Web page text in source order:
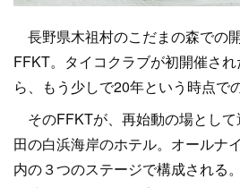
長野県木祖村のこだまの森での
FFKT。タイコクラブが初開催さ
ら、もう少しで20年という時点で
そのFFKTが、再始動の場とし
田の白浜海岸のホテル。オールナ
内の３つのステージで構成される